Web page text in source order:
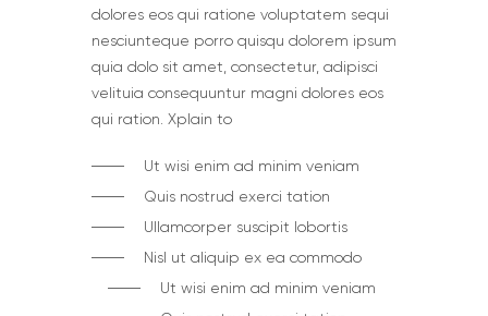
dolores eos qui ratione voluptatem sequi
nesciunteque porro quisqu dolorem ipsum
quia dolo sit amet, consectetur, adipisci
velituia consequuntur magni dolores eos
qui ration. Xplain to
Ut wisi enim ad minim veniam
Quis nostrud exerci tation
Ullamcorper suscipit lobortis
Nisl ut aliquip ex ea commodo
Ut wisi enim ad minim veniam